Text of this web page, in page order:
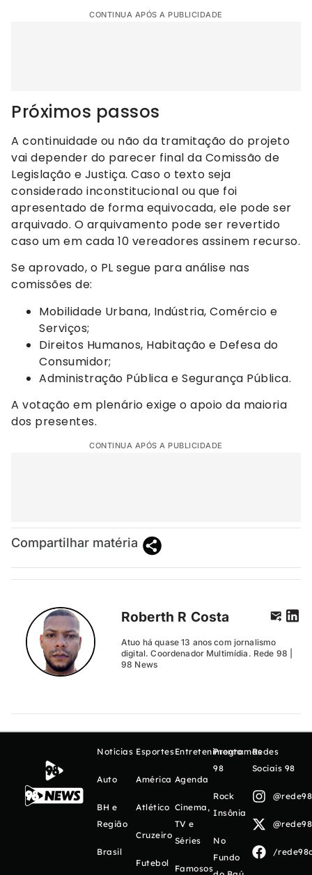
CONTINUA APÓS A PUBLICIDADE
Próximos passos
A continuidade ou não da tramitação do projeto
vai depender do parecer final da Comissão de
Legislação e Justiça. Caso o texto seja
considerado inconstitucional ou que foi
apresentado de forma equivocada, ele pode ser
arquivado. O arquivamento pode ser revertido
caso um em cada 10 vereadores assinem recurso.
Se aprovado, o PL segue para análise nas
comissões de:
Mobilidade Urbana, Indústria, Comércio e
Serviços;
Direitos Humanos, Habitação e Defesa do
Consumidor;
Administração Pública e Segurança Pública.
A votação em plenário exige o apoio da maioria
dos presentes.
CONTINUA APÓS A PUBLICIDADE
Compartilhar matéria
Roberth R Costa
Atuo há quase 13 anos com jornalismo
digital. Coordenador Multimídia. Rede 98 |
98 News
Notícias
Auto
BH e
Região
Brasil
Esportes
América
Atlético
Cruzeiro
Futebol
Entretenimento
Agenda
Cinema,
TV e
Séries
Famosos
Programas
98
Rock
Insônia
No
Fundo
Redes
Sociais 98
/